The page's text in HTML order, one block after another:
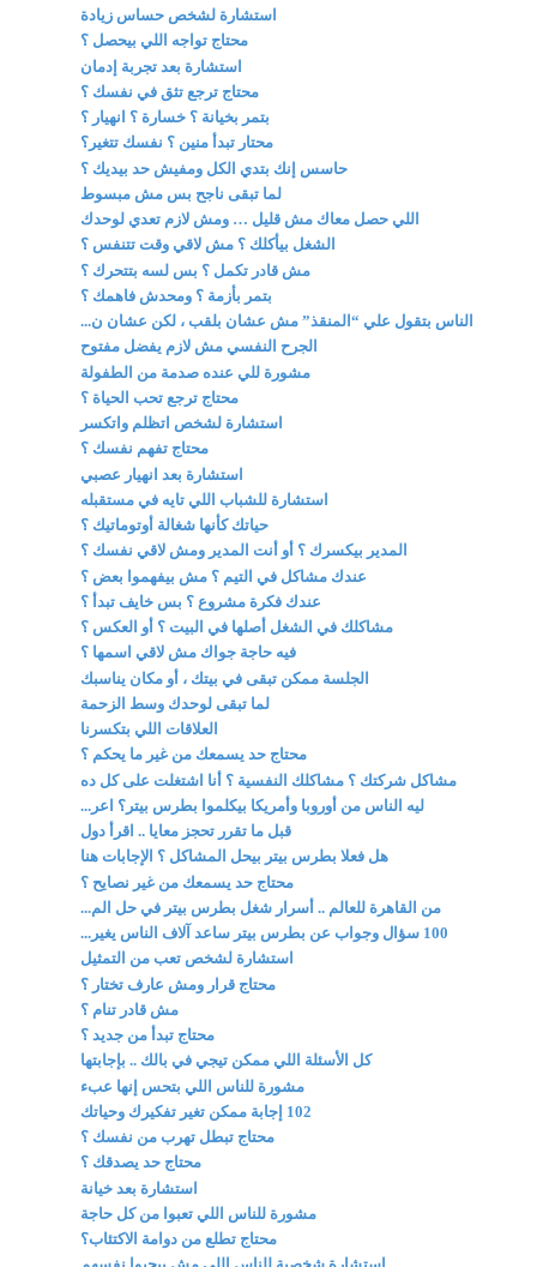
استشارة لشخص حساس زيادة
محتاج تواجه اللي بيحصل ؟
استشارة بعد تجربة إدمان
محتاج ترجع تثق في نفسك ؟
بتمر بخيانة ؟ خسارة ؟ انهيار ؟
محتار تبدأ منين ؟ نفسك تتغير؟
حاسس إنك بتدي الكل ومفيش حد بيديك ؟
لما تبقى ناجح بس مش مبسوط
اللي حصل معاك مش قليل … ومش لازم تعدي لوحدك
الشغل بيأكلك ؟ مش لاقي وقت تتنفس ؟
مش قادر تكمل ؟ بس لسه بتتحرك ؟
بتمر بأزمة ؟ ومحدش فاهمك ؟
الناس بتقول علي “المنقذ” مش عشان بلقب ، لكن عشان ن...
الجرح النفسي مش لازم يفضل مفتوح
مشورة للي عنده صدمة من الطفولة
محتاج ترجع تحب الحياة ؟
استشارة لشخص اتظلم واتكسر
محتاج تفهم نفسك ؟
استشارة بعد انهيار عصبي
استشارة للشباب اللي تايه في مستقبله
حياتك كأنها شغالة أوتوماتيك ؟
المدير بيكسرك ؟ أو أنت المدير ومش لاقي نفسك ؟
عندك مشاكل في التيم ؟ مش بيفهموا بعض ؟
عندك فكرة مشروع ؟ بس خايف تبدأ ؟
مشاكلك في الشغل أصلها في البيت ؟ أو العكس ؟
فيه حاجة جواك مش لاقي اسمها ؟
الجلسة ممكن تبقى في بيتك ، أو مكان يناسبك
لما تبقى لوحدك وسط الزحمة
العلاقات اللي بتكسرنا
محتاج حد يسمعك من غير ما يحكم ؟
مشاكل شركتك ؟ مشاكلك النفسية ؟ أنا اشتغلت على كل ده
ليه الناس من أوروبا وأمريكا بيكلموا بطرس بيتر؟ اعر...
قبل ما تقرر تحجز معايا .. اقرأ دول
هل فعلا بطرس بيتر بيحل المشاكل ؟ الإجابات هنا
محتاج حد يسمعك من غير نصايح ؟
من القاهرة للعالم .. أسرار شغل بطرس بيتر في حل الم...
100 سؤال وجواب عن بطرس بيتر ساعد آلاف الناس يغير...
استشارة لشخص تعب من التمثيل
محتاج قرار ومش عارف تختار ؟
مش قادر تنام ؟
محتاج تبدأ من جديد ؟
كل الأسئلة اللي ممكن تيجي في بالك .. بإجابتها
مشورة للناس اللي بتحس إنها عبء
102 إجابة ممكن تغير تفكيرك وحياتك
محتاج تبطل تهرب من نفسك ؟
محتاج حد يصدقك ؟
استشارة بعد خيانة
مشورة للناس اللي تعبوا من كل حاجة
محتاج تطلع من دوامة الاكتئاب؟